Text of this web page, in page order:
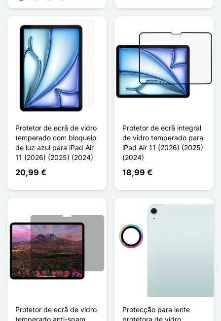
Protetor de ecrã de vidro
temperado com bloqueio
de luz azul para iPad Air
11 (2026) (2025) (2024)
20,99 €
Protetor de ecrã integral
de vidro temperado para
iPad Air 11 (2026) (2025)
(2024)
18,99 €
Protetor de ecrã de vidro
temperado anti-spam
Protecção para lente
protetora de vidro